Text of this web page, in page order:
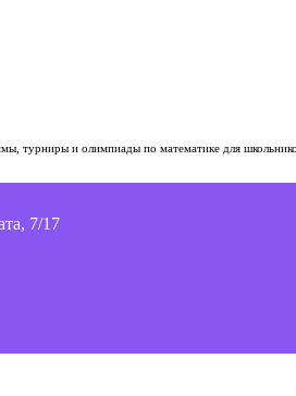
турниры и олимпиады по математике для
7/17